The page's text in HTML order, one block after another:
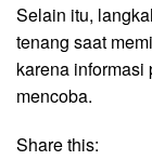
Selain itu,
tenang saat
karena
mencoba.
Share this: